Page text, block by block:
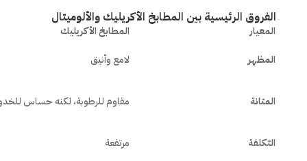
الفروق الرئيسية بين المطابخ الأكريليك والألوميتال
المعيار
المطابخ الأكريليك
المظهر
لامع وأنيق
المتانة مقاوم للرطوبة، لكنه حساس
التكلفة مرتفعة